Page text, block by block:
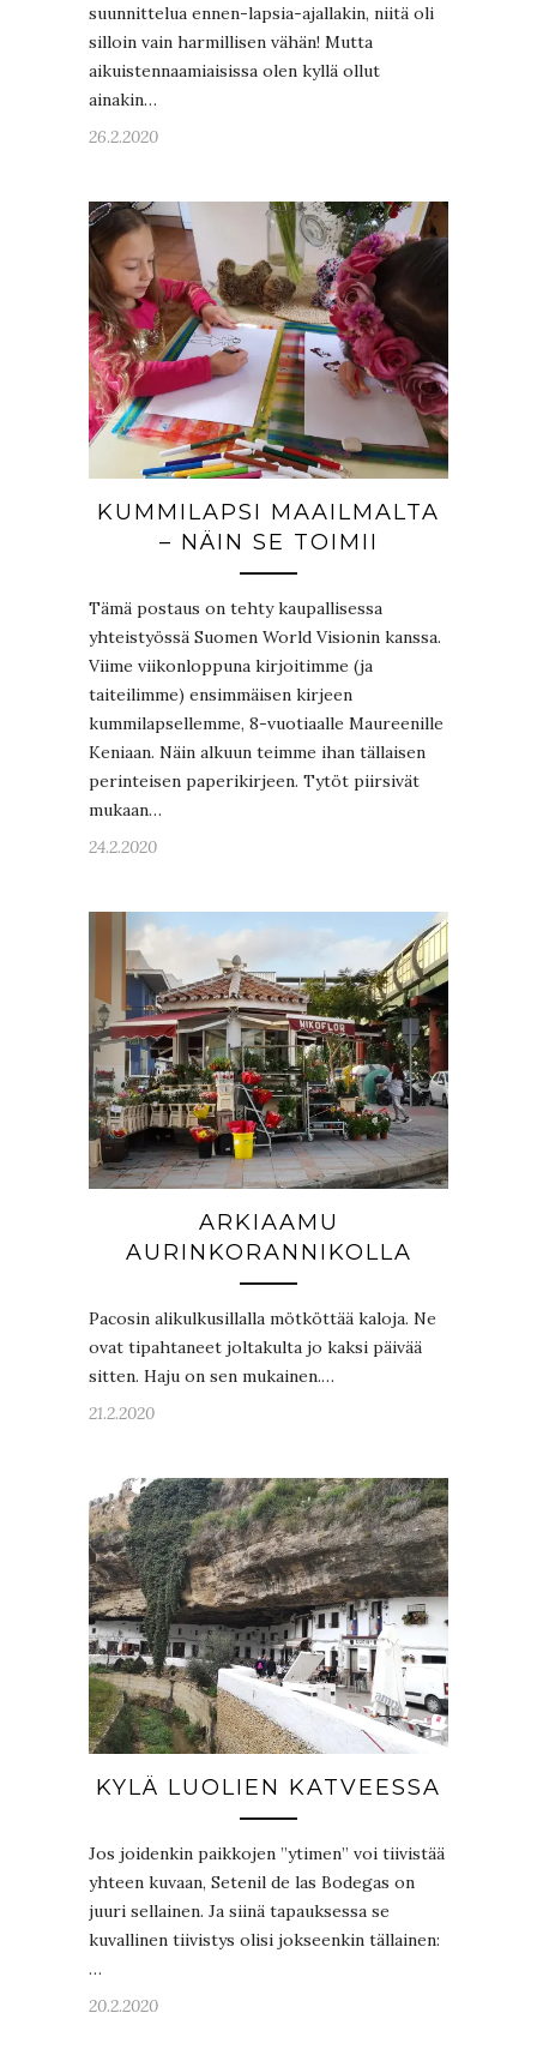
suunnittelua ennen-lapsia-ajallakin, niitä oli
silloin vain harmillisen vähän! Mutta
aikuistennaamiaisissa olen kyllä ollut
ainakin…
26.2.2020
KUMMILAPSI MAAILMALTA
– NÄIN SE TOIMII
Tämä postaus on tehty kaupallisessa
yhteistyössä Suomen World Visionin kanssa.
Viime viikonloppuna kirjoitimme (ja
taiteilimme) ensimmäisen kirjeen
kummilapsellemme, 8-vuotiaalle Maureenille
Keniaan. Näin alkuun teimme ihan tällaisen
perinteisen paperikirjeen. Tytöt piirsivät
mukaan…
24.2.2020
ARKIAAMU
AURINKORANNIKOLLA
Pacosin alikulkusillalla mötköttää kaloja. Ne
ovat tipahtaneet joltakulta jo kaksi päivää
sitten. Haju on sen mukainen.…
21.2.2020
KYLÄ LUOLIEN KATVEESSA
Jos joidenkin paikkojen ”ytimen” voi tiivistää
yhteen kuvaan, Setenil de las Bodegas on
juuri sellainen. Ja siinä tapauksessa se
kuvallinen tiivistys olisi jokseenkin tällainen:
…
20.2.2020